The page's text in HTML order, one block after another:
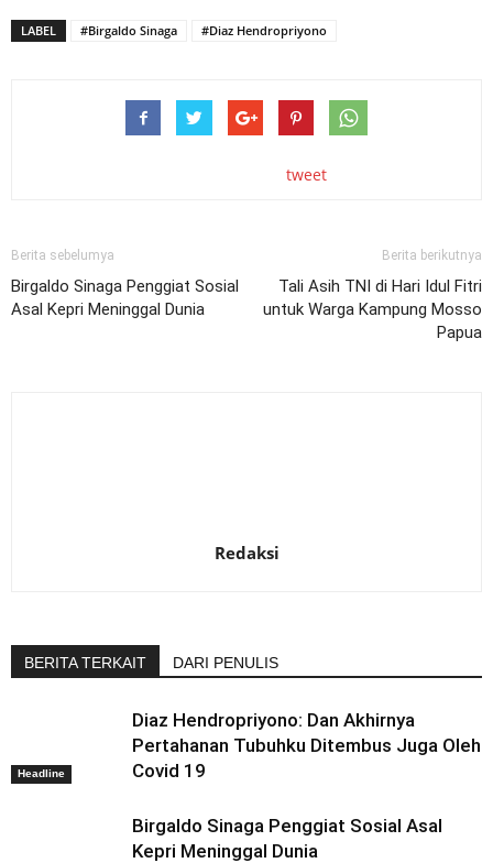
LABEL #Birgaldo Sinaga #Diaz Hendropriyono
tweet
Berita sebelumya
Birgaldo Sinaga Penggiat Sosial
Asal Kepri Meninggal Dunia
Berita berikutnya
Tali Asih TNI di Hari Idul Fitri
untuk Warga Kampung Mosso
Papua
Redaksi
BERITA TERKAIT DARI PENULIS
Headline
Diaz Hendropriyono: Dan Akhirnya
Pertahanan Tubuhku Ditembus Juga Oleh
Covid 19
Birgaldo Sinaga Penggiat Sosial Asal
Kepri Meninggal Dunia